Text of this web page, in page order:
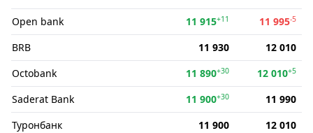
Open bank
11 915+11 11 995-5
BRB 11 930
12 010
Octobank
11 890+30 12 010+5
Saderat Bank 11 900+30
11 990
Туронбанк
11 900
12 010